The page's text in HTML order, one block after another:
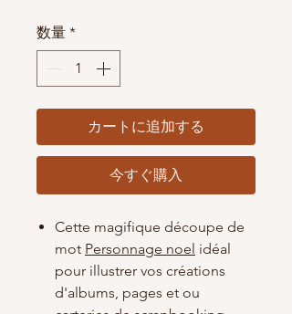
数量 *
カートに追加する
今すぐ購入
Cette magifique découpe de
mot Personnage noel idéal
pour illustrer vos créations
d'albums, pages et ou